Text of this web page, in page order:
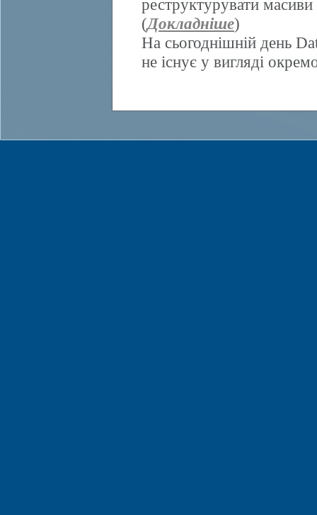
реструктурувати масиви
(Докладніше)
На сьогоднішній день
не існує у вигляді